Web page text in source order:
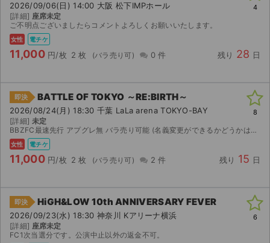
2026/09/06(日) 14:00 大阪 松下IMPホール
[詳細] 座席未定
ご不明点ございましたらコメントよろしくお願いいたします。
女性 電チケ
11,000 円/枚 2 枚 0 件 残り 28 日
4
即決 BATTLE OF TOKYO ～RE:BIRTH～
2026/08/24(月) 18:30 千葉 LaLa arena TOKYO-BAY
[詳細] 未定
BBZFC最速先行 アプグレ無 バラ売り可能 (名義変更ができるかどうかは発券されてからの確認となります)
女性 電チケ
11,000 円/枚 2 枚 2 件 残り 15 日
8
即決 HiGH&LOW 10th ANNIVERSARY FEVER
2026/09/23(水) 18:30 神奈川 Kアリーナ横浜
[詳細] 座席未定
FC1次当選分です。公演中止以外の返金不可。
6